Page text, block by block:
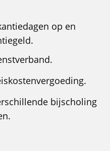
op en
bijscholing